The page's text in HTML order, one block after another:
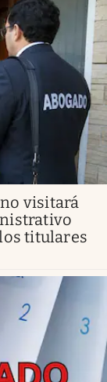
visitará
titulares